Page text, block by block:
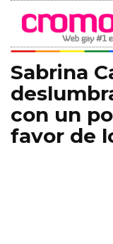
Sabrina
con un
favor de